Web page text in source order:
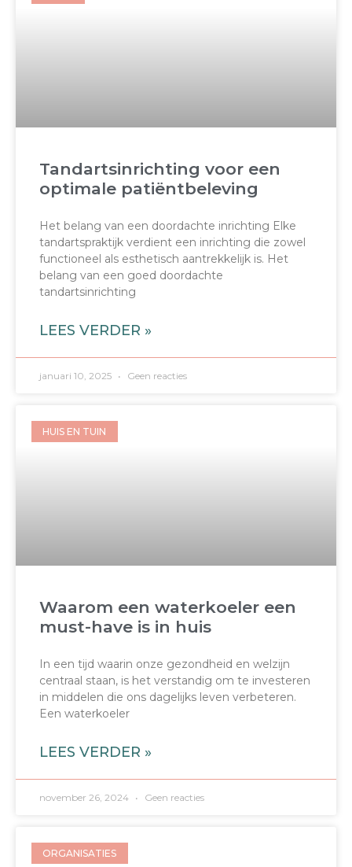
Tandartsinrichting voor een
optimale patiëntbeleving
Het belang van een doordachte inrichting Elke
tandartspraktijk verdient een inrichting die zowel
functioneel als esthetisch aantrekkelijk is. Het
belang van een goed doordachte
tandartsinrichting
LEES VERDER »
januari 10, 2025 Geen reacties
HUIS EN TUIN
Waarom een waterkoeler een
must-have is in huis
In een tijd waarin onze gezondheid en welzijn
centraal staan, is het verstandig om te investeren
in middelen die ons dagelijks leven verbeteren.
Een waterkoeler
LEES VERDER »
november 26, 2024 Geen reacties
ORGANISATIES